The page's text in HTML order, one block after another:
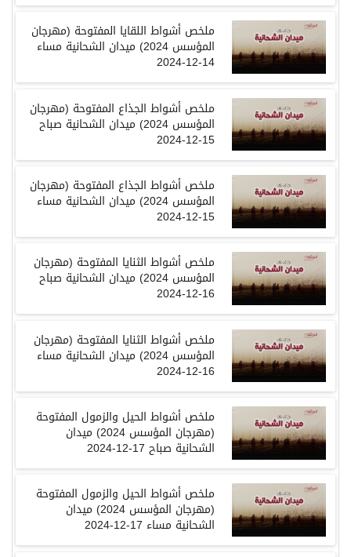
ملخص أشواط اللقايا المفتوحة (مهرجان
المؤسس 2024) ميدان الشحانية مساء
14-12-2024
ملخص أشواط الجذاع المفتوحة (مهرجان
المؤسس 2024) ميدان الشحانية صباح
15-12-2024
ملخص أشواط الجذاع المفتوحة (مهرجان
المؤسس 2024) ميدان الشحانية مساء
15-12-2024
ملخص أشواط الثنايا المفتوحة (مهرجان
المؤسس 2024) ميدان الشحانية صباح
16-12-2024
ملخص أشواط الثنايا المفتوحة (مهرجان
المؤسس 2024) ميدان الشحانية مساء
16-12-2024
ملخص أشواط الحيل والزمول المفتوحة
(مهرجان المؤسس 2024) ميدان
الشحانية صباح 17-12-2024
ملخص أشواط الحيل والزمول المفتوحة
(مهرجان المؤسس 2024) ميدان
الشحانية مساء 17-12-2024